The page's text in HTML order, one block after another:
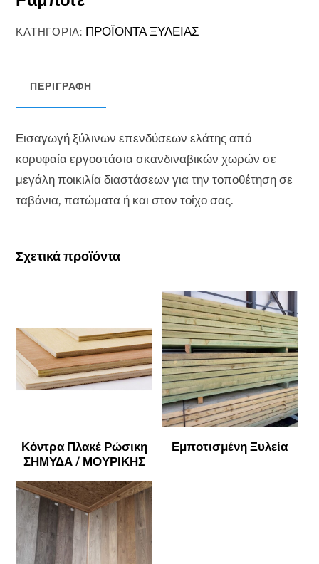
ΚΑΤΗΓΟΡΊΑ: ΠΡΟΪΟΝΤΑ ΞΥΛΕΙΑΣ
ΠΕΡΙΓΡΑΦΉ
Εισαγωγή ξύλινων επενδύσεων ελάτης από
κορυφαία εργοστάσια σκανδιναβικών χωρών σε
μεγάλη ποικιλία διαστάσεων για την τοποθέτηση σε
ταβάνια, πατώματα ή και στον τοίχο σας.
Σχετικά προϊόντα
Κόντρα Πλακέ Ρώσικη
ΣΗΜΥΔΑ / ΜΟΥΡΙΚΗΣ
Εμποτισμένη Ξυλεία